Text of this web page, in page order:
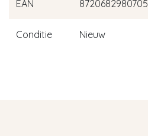
EAN 8720682980705
Conditie Nieuw